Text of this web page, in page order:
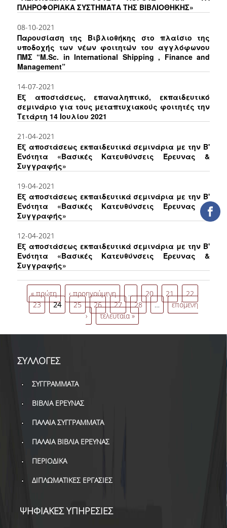
ΕΡΓΑ ΑΝΑΠΤΥΞΗΣ
ΣΥΛΛΟΓΕΣ
ΕΝΤΥΠΕΣ ΣΥΛΛΟΓΕΣ
ΚΕΝΤΡΑ ΤΕΚΜΗΡΙΩΣΗΣ
Κ.Ε.Τ
ΟΟΣΑ
Π.Ο.Τ
ΑΝΑΓΝΩΣΤΗΡΙΟ
ΔΙΑΔΑΝΕΙΣΜΟΣ
ΦΩΤΟΤΥΠΗΣΗ –
ΕΚΤΥΠΩΣΗ
ΠΛΗΡΟΦΟΡΙΑΚΑ ΣΥΣΤΗΜΑΤΑ ΤΗΣ ΒΙΒΛΙΟΘΗΚΗΣ»
08-10-2021
Παρουσίαση της Βιβλιοθήκης στο πλαίσιο της
υποδοχής των νέων φοιτητών του αγγλόφωνου
ΠΜΣ “M.Sc. in International Shipping , Finance and
Management”
14-07-2021
Εξ αποστάσεως, επαναληπτικό, εκπαιδευτικό
σεμινάριο για τους μεταπτυχιακούς φοιτητές την
Τετάρτη 14 Ιουλίου 2021
21-04-2021
Εξ αποστάσεως εκπαιδευτικά σεμινάρια με την Β'
Ενότητα «Βασικές Κατευθύνσεις Έρευνας &
Συγγραφής»
19-04-2021
Εξ αποστάσεως εκπαιδευτικά σεμινάρια με την Β'
Ενότητα «Βασικές Κατευθύνσεις Έρευνας &
Συγγραφής»
12-04-2021
Eξ αποστάσεως εκπαιδευτικά σεμινάρια με την Β'
Ενότητα «Βασικές Κατευθύνσεις Έρευνας &
Συγγραφής»
Σελίδες
« πρώτη ‹ προηγούμενη … 20 21
22
23
24 25 26 27 28 …
επόμενη
›
τελευταία »
ΣΥΛΛΟΓΕΣ
ΣΥΓΓΡΑΜΜΑΤΑ
ΒΙΒΛΙΑ ΕΡΕΥΝΑΣ
ΠΑΛΑΙΑ ΣΥΓΓΡΑΜΜΑΤΑ
ΠΑΛΑΙΑ ΒΙΒΛΙΑ ΕΡΕΥΝΑΣ
ΠΕΡΙΟΔΙΚΑ
ΔΙΠΛΩΜΑΤΙΚΕΣ ΕΡΓΑΣΙΕΣ
ΨΗΦΙΑΚΕΣ ΥΠΗΡΕΣΙΕΣ